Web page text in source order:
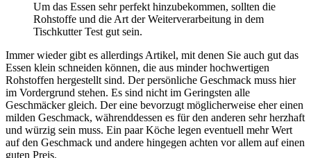
Um das Essen sehr perfekt hinzubekommen, sollten die
Rohstoffe und die Art der Weiterverarbeitung in dem
Tischkutter Test gut sein.
Immer wieder gibt es allerdings Artikel, mit denen Sie auch gut das
Essen klein schneiden können, die aus minder hochwertigen
Rohstoffen hergestellt sind. Der persönliche Geschmack muss hier
im Vordergrund stehen. Es sind nicht im Geringsten alle
Geschmäcker gleich. Der eine bevorzugt möglicherweise eher einen
milden Geschmack, währenddessen es für den anderen sehr herzhaft
und würzig sein muss. Ein paar Köche legen eventuell mehr Wert
auf den Geschmack und andere hingegen achten vor allem auf einen
guten Preis.